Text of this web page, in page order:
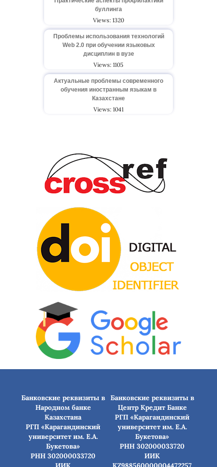
буллинга
Views: 1320
Проблемы использования технологий
Web 2.0 при обучении языковых
дисциплин в вузе
Views: 1105
Актуальные проблемы современного
обучения иностранным языкам в
Казахстане
Views: 1041
Банковские реквизиты в
Народном банке
Казахстана
РГП «Карагандинский
университет им. Е.А.
Букетова»
РНН 302000033720
Банковские реквизиты в
Центр Кредит Банке
РГП «Карагандинский
университет им. Е.А.
Букетова»
РНН 302000033720
ИИК